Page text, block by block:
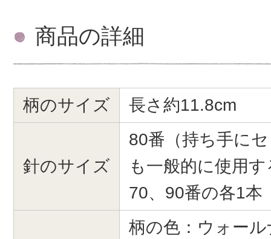
商品の詳細
柄のサイズ 長さ約11.8cm
針のサイズ
80番（持ち手に
も一般的に使用
70、90番の各1本
柄の色：ウォー